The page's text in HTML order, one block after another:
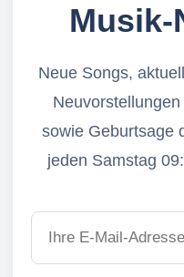
Musik-
Neue Songs,
sowie Geburtsage
jeden Samstag